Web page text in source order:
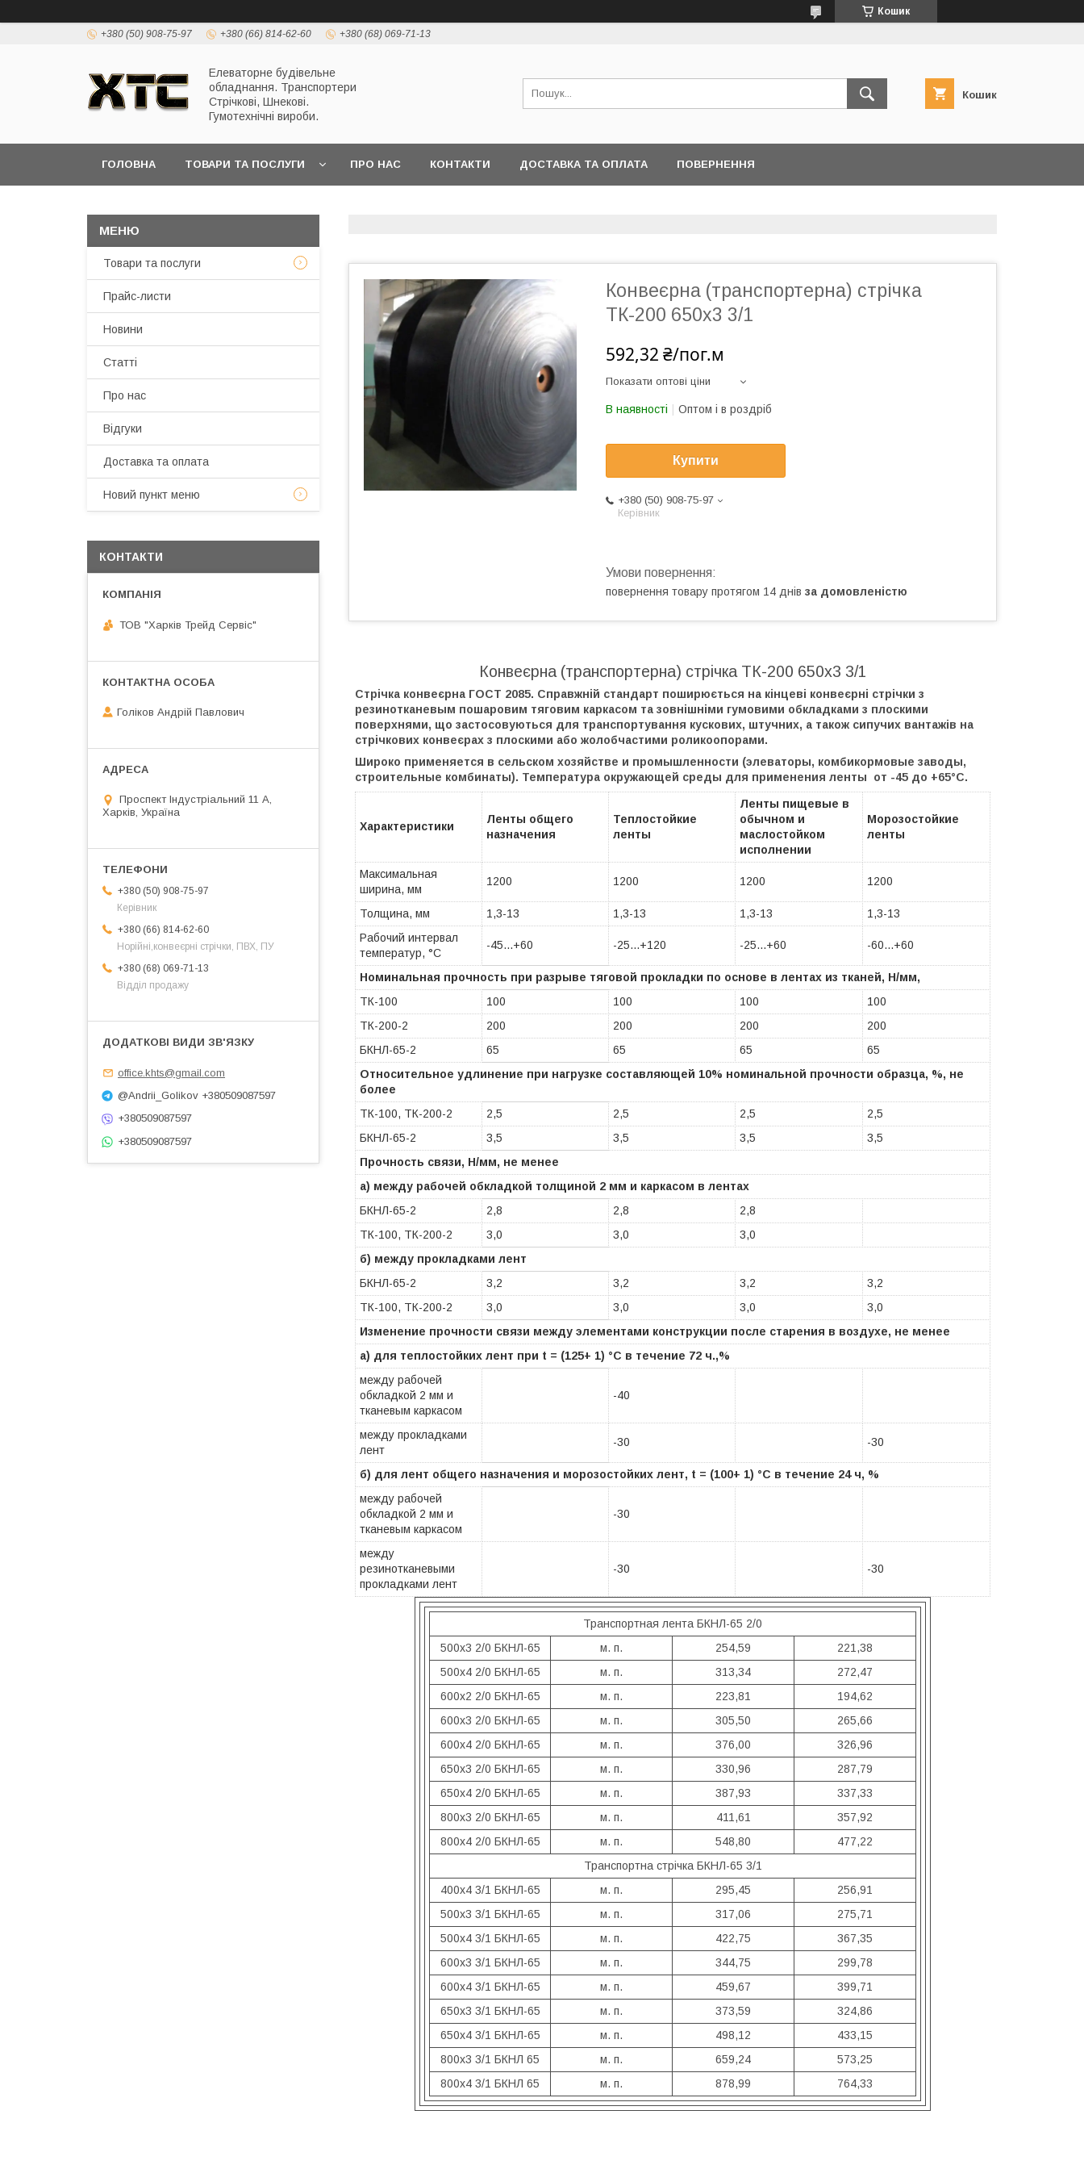
Кошик
+380 (50) 908-75-97 +380 (66) 814-62-60 +380 (68) 069-71-13
Елеваторне будівельне
обладнання. Транспортери
Стрічкові, Шнекові.
Гумотехнічні вироби.
Кошик
ГОЛОВНА ТОВАРИ ТА ПОСЛУГИ ПРО НАС КОНТАКТИ ДОСТАВКА ТА ОПЛАТА ПОВЕРНЕННЯ
Конвеєрна (транспортерна) стрічка
ТК-200 650х3 3/1
592,32 ₴/пог.м
Показати оптові ціни
В наявності Оптом і в роздріб
Купити
+380 (50) 908-75-97
Керівник
повернення товару протягом 14 днів за домовленістю
Конвеєрна (транспортерна) стрічка ТК-200 650х3 3/1
Стрічка конвеєрна ГОСТ 2085. Справжній стандарт поширюється на кінцеві конвеєрні стрічки з
резинотканевым пошаровим тяговим каркасом та зовнішніми гумовими обкладками з плоскими
поверхнями, що застосовуються для транспортування кускових, штучних, а також сипучих вантажів на
стрічкових конвеєрах з плоскими або жолобчастими роликоопорами.
Широко применяется в сельском хозяйстве и промышленности (элеваторы, комбикормовые заводы,
строительные комбинаты). Температура окружающей среды для применения ленты
от -45 до +65°С.
Характеристики
Ленты общего
назначения
Теплостойкие
ленты
Ленты пищевые в
обычном и
маслостойком
исполнении
Морозостойкие
ленты
Максимальная
ширина, мм
1200 1200 1200 1200
Толщина, мм 1,3-13 1,3-13 1,3-13
1,3-13
Рабочий интервал
температур, °C
-45...+60 -25...+120 -25...+60 -60...+60
Номинальная прочность при разрыве тяговой прокладки по основе в лентах из тканей, Н/мм,
ТК-100
100 100 100
100
ТК-200-2
200 200 200
200
БКНЛ-65-2
65 65 65
65
Относительное удлинение при нагрузке составляющей 10% номинальной прочности образца, %, не
более
ТК-100, ТК-200-2
2,5 2,5 2,5
2,5
БКНЛ-65-2
3,5 3,5 3,5
3,5
Прочность связи, Н/мм, не менее
а) между рабочей обкладкой толщиной 2 мм и каркасом в лентах
БКНЛ-65-2
2,8 2,8
2,8
ТК-100, ТК-200-2
3,0 3,0
3,0
б) между прокладками лент
БКНЛ-65-2
3,2 3,2 3,2
3,2
ТК-100, ТК-200-2
3,0 3,0 3,0
3,0
Изменение прочности связи между элементами конструкции после старения в воздухе, не менее
а) для теплостойких лент при t = (125+ 1) °C в течение 72 ч.,%
между рабочей
обкладкой 2 мм и
тканевым каркасом
-40
между прокладками
лент
-30 -30
б) для лент общего назначения и морозостойких лент, t = (100+ 1) °С в течение 24 ч, %
между рабочей
обкладкой 2 мм и
тканевым каркасом
-30
между
резинотканевыми
прокладками лент
-30 -30
Транспортная лента БКНЛ-65 2/0
500х3 2/0 БКНЛ-65
м. п. 254,59
221,38
500х4 2/0 БКНЛ-65
м. п. 313,34
272,47
600х2 2/0 БКНЛ-65
м. п. 223,81
194,62
600х3 2/0 БКНЛ-65
м. п. 305,50
265,66
600х4 2/0 БКНЛ-65
м. п. 376,00
326,96
650х3 2/0 БКНЛ-65
м. п. 330,96
287,79
650х4 2/0 БКНЛ-65
м. п. 387,93
337,33
800х3 2/0 БКНЛ-65
м. п. 411,61
357,92
800х4 2/0 БКНЛ-65
м. п. 548,80
477,22
Транспортна стрічка БКНЛ-65 3/1
400х4 3/1 БКНЛ-65
м. п. 295,45
256,91
500х3 3/1 БКНЛ-65
м. п. 317,06
275,71
500х4 3/1 БКНЛ-65
м. п. 422,75
367,35
600х3 3/1 БКНЛ-65
м. п. 344,75
299,78
600х4 3/1 БКНЛ-65
м. п. 459,67
399,71
650х3 3/1 БКНЛ-65
м. п. 373,59
324,86
650х4 3/1 БКНЛ-65
м. п. 498,12
433,15
800х3 3/1 БКНЛ 65
м. п. 659,24
573,25
800х4 3/1 БКНЛ 65
м. п. 878,99 764,33
Товари та послуги
Прайс-листи
Новини
Статті
Про нас
Відгуки
Доставка та оплата
Новий пункт меню
КОНТАКТИ
ТОВ "Харків Трейд Сервіс"
Голіков Андрій Павлович
Проспект Індустріальний 11 А,
Харків, Україна
+380 (50) 908-75-97
Керівник
+380 (66) 814-62-60
Норійні,конвеєрні стрічки, ПВХ, ПУ
+380 (68) 069-71-13
Відділ продажу
office.khts@gmail.com
@Andrii_Golikov +380509087597
+380509087597
+380509087597